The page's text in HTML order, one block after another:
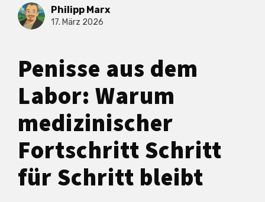
Philipp Marx
17. März 2026
Penisse aus dem
Labor: Warum
medizinischer
Fortschritt Schritt
für Schritt bleibt